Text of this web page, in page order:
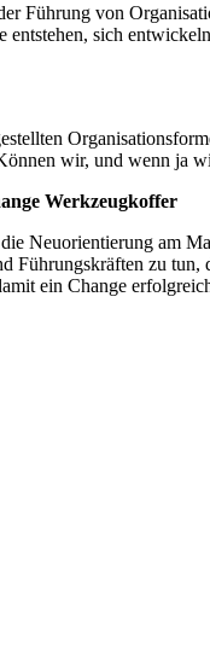
Führung von
sich
wir, und wenn ja
Werkzeugkoffer
Neuorientierung am
zu
ein Change